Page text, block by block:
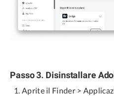
Passo 3. Disinstallare
Aprite il Finder >